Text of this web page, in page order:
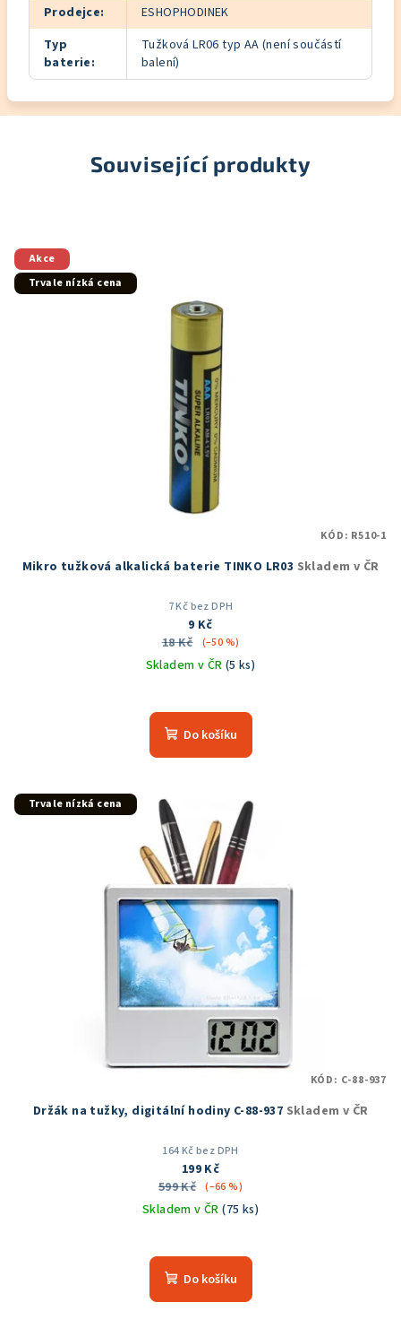
Prodejce:
ESHOPHODINEK
Typ
baterie:
Tužková LR06 typ AA (není součástí
balení)
Související produkty
Akce
Trvale nízká cena
Mikro tužková alkalická baterie TINKO LR03 Skladem v ČR
7 Kč bez DPH
9 Kč
18 Kč
(–50 %)
Skladem v ČR (5 ks)
Do košíku
KÓD: R510-1
Trvale nízká cena
Držák na tužky, digitální hodiny C-88-937 Skladem v ČR
164 Kč bez DPH
199 Kč
599 Kč (–66 %)
Skladem v ČR(75 ks)
hodnocení
produktu
Do košíku
KÓD: C-88-937